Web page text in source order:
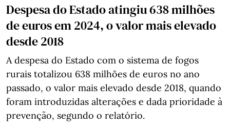
Despesa do Estado atingiu 638 milhões
de euros em 2024, o valor mais elevado
desde 2018
A despesa do Estado com o sistema de fogos
rurais totalizou 638 milhões de euros no ano
passado, o valor mais elevado desde 2018, quando
foram introduzidas alterações e dada prioridade à
prevenção, segundo o relatório.